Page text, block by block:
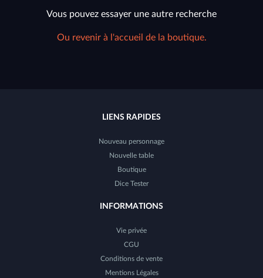
Vous pouvez essayer une autre recherche
Ou revenir à l'accueil de la boutique.
LIENS RAPIDES
Nouveau personnage
Nouvelle table
Boutique
Dice Tester
INFORMATIONS
Vie privée
CGU
Conditions de vente
Mentions Légales